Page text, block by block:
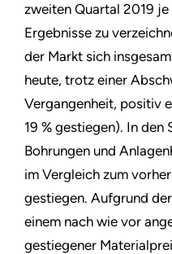
zweiten Quartal 2019
Ergebnisse zu
der Markt sich
heute, trotz einer
Vergangenheit, positiv
19 % gestiegen). In
Bohrungen und
im Vergleich zum
gestiegen. Aufgrund
einem nach wie vor
gestiegener